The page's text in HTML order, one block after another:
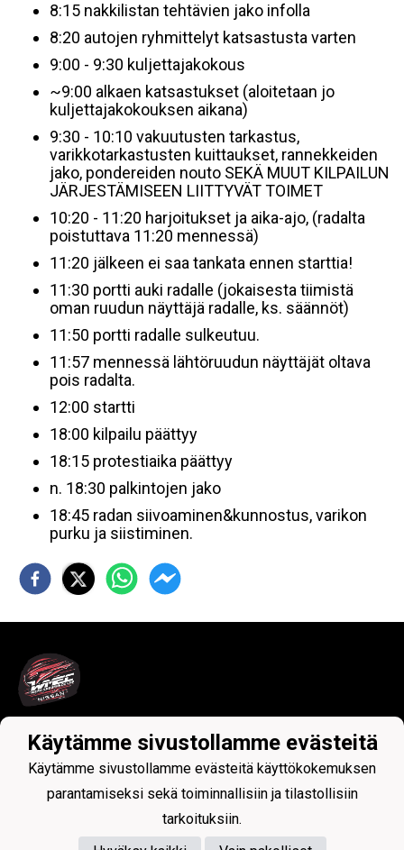
8:15 nakkilistan tehtävien jako infolla
8:20 autojen ryhmittelyt katsastusta varten
9:00 - 9:30 kuljettajakokous
~9:00 alkaen katsastukset (aloitetaan jo
kuljettajakokouksen aikana)
9:30 - 10:10 vakuutusten tarkastus,
varikkotarkastusten kuittaukset, rannekkeiden
jako, pondereiden nouto SEKÄ MUUT KILPAILUN
JÄRJESTÄMISEEN LIITTYVÄT TOIMET
10:20 - 11:20 harjoitukset ja aika-ajo, (radalta
poistuttava 11:20 mennessä)
11:20 jälkeen ei saa tankata ennen starttia!
11:30 portti auki radalle (jokaisesta tiimistä
oman ruudun näyttäjä radalle, ks. säännöt)
11:50 portti radalle sulkeutuu.
11:57 mennessä lähtöruudun näyttäjät oltava
pois radalta.
12:00 startti
18:00 kilpailu päättyy
18:15 protestiaika päättyy
n. 18:30 palkintojen jako
18:45 radan siivoaminen&kunnostus, varikon
purku ja siistiminen.
Tietosuojaseloste
Käytämme sivustollamme evästeitä
Käytämme sivustollamme evästeitä käyttökokemuksen
parantamiseksi sekä toiminnallisiin ja tilastollisiin
tarkoituksiin.